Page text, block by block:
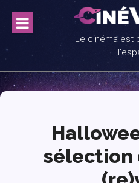
content
Le cinéma est
sélection